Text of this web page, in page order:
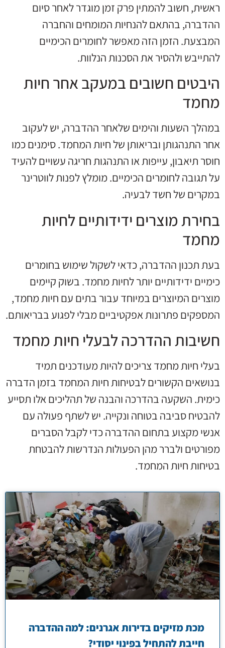
ראשית, חשוב להמתין פרק זמן מוגדר לאחר סיום
ההדברה, בהתאם להנחיות המומחים והחברה
המבצעת. הזמן הזה מאפשר לחומרים הכימיים
להתייבש ולהסיר את הסכנות הנלוות.
היבטים חשובים במעקב אחר חיות
מחמד
במהלך השעות והימים שלאחר ההדברה, יש לעקוב
אחר התנהגותן ובריאותן של חיות המחמד. סימנים כמו
חוסר תיאבון, עייפות או התנהגות חריגה עשויים להעיד
על תגובה לחומרים הכימיים. מומלץ לפנות לווטרינר
במקרים של חשד לבעיה.
בחירת מוצרים ידידותיים לחיות
מחמד
בעת תכנון ההדברה, כדאי לשקול שימוש בחומרים
כימיים ידידותיים יותר לחיות מחמד. בשוק קיימים
מוצרים המיוצרים במיוחד עבור בתים עם חיות מחמד,
המספקים פתרונות אפקטיביים מבלי לפגוע בבריאותם.
חשיבות ההדרכה לבעלי חיות מחמד
בעלי חיות מחמד צריכים להיות מעודכנים תמיד
בנושאים הקשורים לבטיחות חיות המחמד בזמן הדברה
כימית. השקעה בהדרכה והבנה של תהליכים אלו תסייע
להבטיח סביבה בטוחה ונקייה. יש לשתף פעולה עם
אנשי מקצוע בתחום ההדברה כדי לקבל הסברים
מפורטים ולברר מהן הפעולות הנדרשות להבטחת
בטיחות חיות המחמד.
מכת מזיקים בדירות אגרנים: למה ההדברה
חייבת להתחיל בפינוי יסודי?